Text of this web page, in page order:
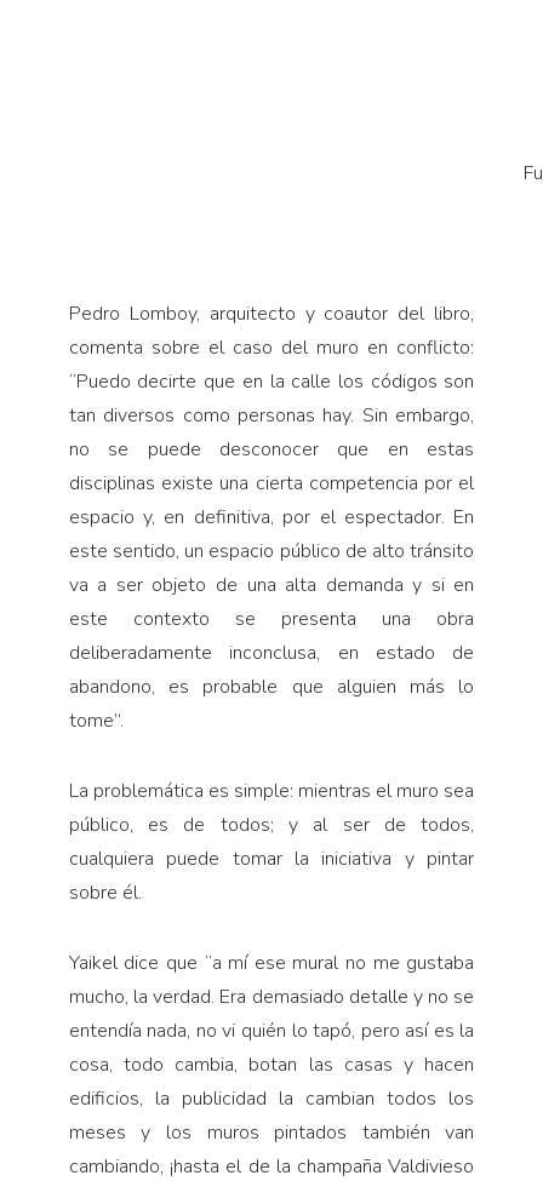
Pedro Lomboy, arquitecto y coautor del libro,
comenta sobre el caso del muro en conflicto:
“Puedo decirte que en la calle los códigos son
tan diversos como personas hay. Sin embargo,
no se puede desconocer que en estas
disciplinas existe una cierta competencia por el
espacio y, en definitiva, por el espectador. En
este sentido, un espacio público de alto tránsito
va a ser objeto de una alta demanda y si en
este contexto se presenta una obra
deliberadamente inconclusa, en estado de
abandono, es probable que alguien más lo
tome”.
La problemática es simple: mientras el muro sea
público, es de todos; y al ser de todos,
cualquiera puede tomar la iniciativa y pintar
sobre él.
Yaikel dice que “a mí ese mural no me gustaba
mucho, la verdad. Era demasiado detalle y no se
entendía nada, no vi quién lo tapó, pero así es la
cosa, todo cambia, botan las casas y hacen
edificios, la publicidad la cambian todos los
meses y los muros pintados también van
cambiando, ¡hasta el de la champaña Valdivieso